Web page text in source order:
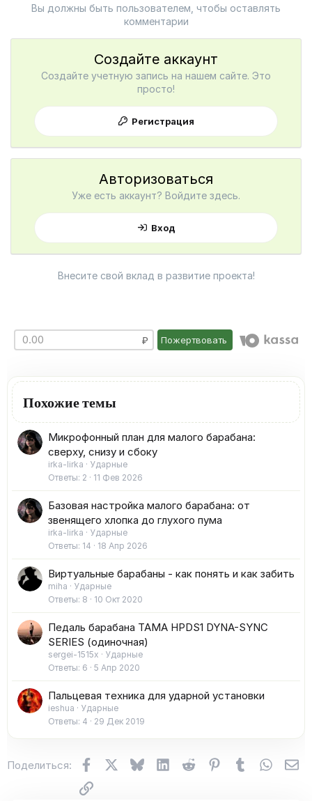
Вы должны быть пользователем, чтобы оставлять
комментарии
Создайте аккаунт
Создайте учетную запись на нашем сайте. Это
просто!
Регистрация
Авторизоваться
Уже есть аккаунт? Войдите здесь.
Вход
Внесите свой вклад в развитие проекта!
Пожертвовать
Похожие темы
Микрофонный план для малого барабана:
сверху, снизу и сбоку
irka-lirka
Ударные
Ответы 2 11 Фев 2026
Базовая настройка малого барабана: от
звенящего хлопка до глухого пума
irka-lirka
Ударные
Ответы 14 18 Апр 2026
Виртуальные барабаны - как понять и как забить
miha
Ударные
Ответы 8 10 Окт 2020
Педаль барабана TAMA HPDS1 DYNA-SYNC
SERIES (одиночная)
sergei-1515x
Ударные
Ответы 6 5 Апр 2020
Пальцевая техника для ударной установки
ieshua
Ударные
Ответы 4 29 Дек 2019
Поделиться: FacebookX (Twitter)
BlueskyLinkedInReddit Pinterest
Tumblr
Ссылка